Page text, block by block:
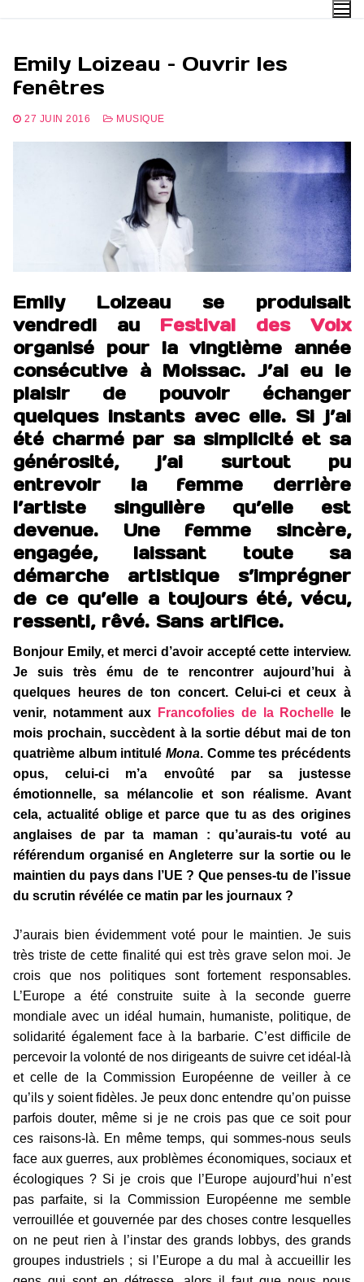
Emily Loizeau – Ouvrir les
fenêtres
27 JUIN 2016 MUSIQUE
Emily Loizeau se produisait
vendredi au Festival des Voix
organisé pour la vingtième année
consécutive à Moissac. J’ai eu le
plaisir de pouvoir échanger
quelques instants avec elle. Si j’ai
été charmé par sa simplicité et sa
générosité, j’ai surtout pu
entrevoir la femme derrière
l’artiste singulière qu’elle est
devenue. Une femme sincère,
engagée, laissant toute sa
démarche artistique s’imprégner
de ce qu’elle a toujours été, vécu,
ressenti, rêvé. Sans artifice.
Bonjour Emily, et merci d’avoir accepté cette interview.
Je suis très ému de te rencontrer aujourd’hui à
quelques heures de ton concert. Celui-ci et ceux à
venir, notamment aux
Francofolies de la Rochelle le
mois prochain, succèdent à la sortie début mai de ton
quatrième album intitulé Mona. Comme tes précédents
opus, celui-ci m’a envoûté par sa justesse
émotionnelle, sa mélancolie et son réalisme. Avant
cela, actualité oblige et parce que tu as des origines
anglaises de par ta maman : qu’aurais-tu voté au
référendum organisé en Angleterre sur la sortie ou le
maintien du pays dans l’UE ? Que penses-tu de l’issue
du scrutin révélée ce matin par les journaux ?
J’aurais bien évidemment voté pour le maintien. Je suis
très triste de cette finalité qui est très grave selon moi. Je
crois que nos politiques sont fortement responsables.
L’Europe a été construite suite à la seconde guerre
mondiale avec un idéal humain, humaniste, politique, de
solidarité également face à la barbarie. C’est difficile de
percevoir la volonté de nos dirigeants de suivre cet idéal-là
et celle de la Commission Européenne de veiller à ce
qu’ils y soient fidèles. Je peux donc entendre qu’on puisse
parfois douter, même si je ne crois pas que ce soit pour
ces raisons-là. En même temps, qui sommes-nous seuls
face aux guerres, aux problèmes économiques, sociaux et
écologiques ? Si je crois que l’Europe aujourd’hui n’est
pas parfaite, si la Commission Européenne me semble
verrouillée et gouvernée par des choses contre lesquelles
on ne peut rien à l’instar des grands lobbys, des grands
groupes industriels ; si l’Europe a du mal à accueillir les